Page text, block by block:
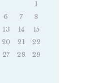
1
6 7
8
13 14
15
20 21
22
27 28
29